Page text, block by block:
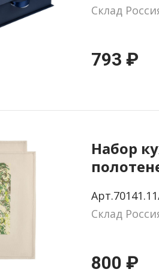
Склад
793 ₽
Набор
Склад
800 ₽